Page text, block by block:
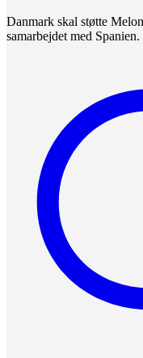
Danmark skal støtte
samarbejdet med Spanien.